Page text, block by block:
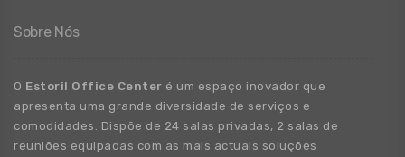
Sobre Nós
O Estoril Office Center é um espaço inovador que
apresenta uma grande diversidade de serviços e
comodidades. Dispõe de 24 salas privadas, 2 salas de
reuniões equipadas com as mais actuais soluções